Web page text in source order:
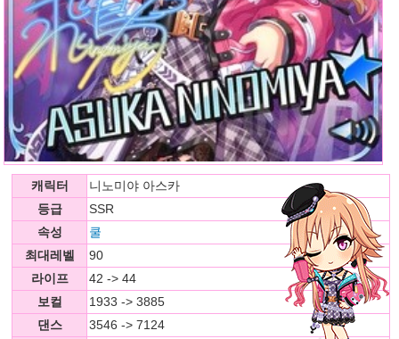
캐릭터
니노미야 아스카
등급
SSR
속성
쿨
최대레벨
90
라이프
42 -> 44
보컬
1933 -> 3885
댄스
3546 -> 7124